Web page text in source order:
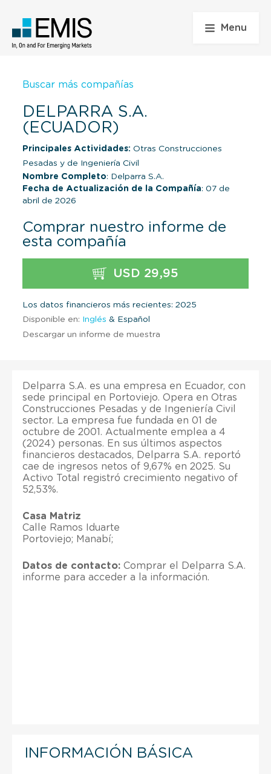
Menu
Buscar más compañías
DELPARRA S.A.
(ECUADOR)
Principales Actividades: Otras Construcciones
Pesadas y de Ingeniería Civil
Nombre Completo: Delparra S.A.
Fecha de Actualización de la Compañía: 07 de
abril de 2026
Comprar nuestro informe de
esta compañía
USD 29,95
Los datos financieros más recientes: 2025
Disponible en: Inglés & Español
Descargar un informe de muestra
Delparra S.A. es una empresa en Ecuador, con
sede principal en Portoviejo. Opera en Otras
Construcciones Pesadas y de Ingeniería Civil
sector. La empresa fue fundada en 01 de
octubre de 2001. Actualmente emplea a 4
(2024) personas. En sus últimos aspectos
financieros destacados, Delparra S.A. reportó
cae de ingresos netos of 9,67% en 2025. Su
Activo Total registró crecimiento negativo of
52,53%.
Casa Matriz
Calle Ramos Iduarte
Portoviejo; Manabí;
Datos de contacto: Comprar el Delparra S.A.
informe para acceder a la información.
INFORMACIÓN BÁSICA